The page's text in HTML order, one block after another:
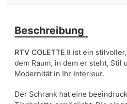
Breite
Schranktyp
ean13
Liefertermin:
Beschreibung
RTV COLETTE II ist ein
dem Raum, in dem er steht, Stil
Modernität in Ihr Interieur.
Der Schrank hat eine